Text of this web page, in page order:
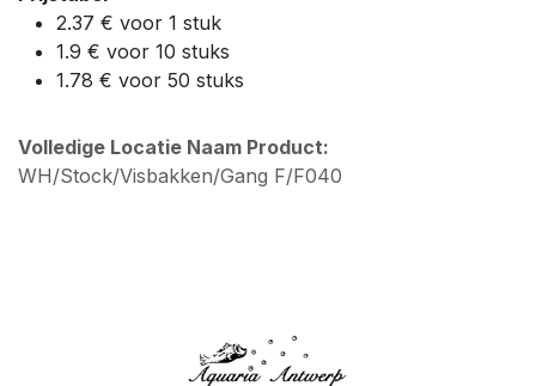
2.37 € voor 1 stuk
1.9 € voor 10 stuks
1.78 € voor 50 stuks
Volledige Locatie Naam Product:
WH/Stock/Visbakken/Gang F/F040